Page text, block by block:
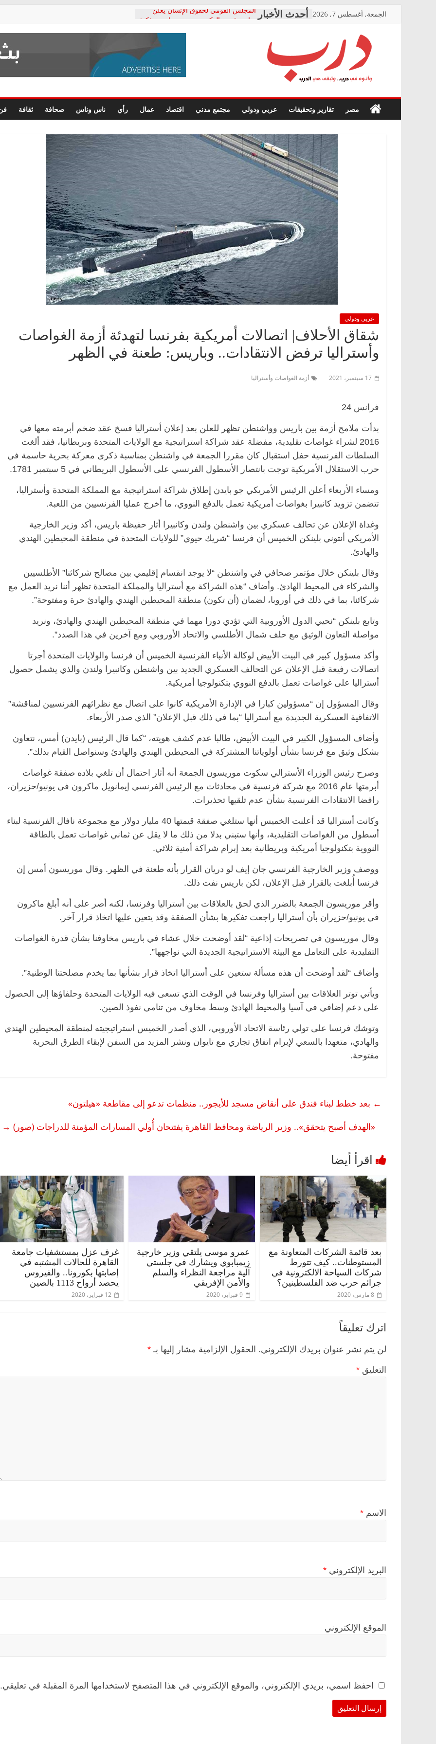
الجمعة, أغسطس 7, 2026
المجلس القومي لحقوق الإنسان يعلن
قرينة البراءة وضمانات المحاكمة العادلة
دار الخدمات ترد على رئيس هيئة التأمينات
معاناة أصحاب المعاشات.. ونطالب بكشف
أين؟
حزب التحالف الشعبي يطلق لجنة “الحق
في الصحة” بالإسكندرية لرصد الانتهاكات
صور .. اعتماد الرسومات النهائية للقرار
الوزاري لمدينة الصحفيين.. وانتهاء أعمال
إنشاء المبنى الإداري
درب
في
درب..
مصر تقارير وتحقيقات عربي ودولي مجتمع مدني اقتصاد عمال رأي ناس وناس صحافة ثقافة
عربي ودولي
شقاق الأحلاف| اتصالات أمريكية بفرنسا لتهدئة أزمة الغواصات
وأستراليا ترفض الانتقادات.. وباريس: طعنة في الظهر
17 سبتمبر، 2021 أزمة الغواصات وأستراليا
فرانس 24
بدأت ملامح أزمة بين باريس وواشنطن تظهر للعلن بعد إعلان أستراليا فسخ عقد ضخم أبرمته معها في
2016 لشراء غواصات تقليدية، مفضلة عقد شراكة استراتيجية مع الولايات المتحدة وبريطانيا، فقد ألغت
السلطات الفرنسية حفل استقبال كان مقررا الجمعة في واشنطن بمناسبة ذكرى معركة بحرية حاسمة في
حرب الاستقلال الأمريكية توجت بانتصار الأسطول الفرنسي على الأسطول البريطاني في 5 سبتمبر 1781.
ومساء الأربعاء أعلن الرئيس الأمريكي جو بايدن إطلاق شراكة استراتيجية مع المملكة المتحدة وأستراليا،
تتضمن تزويد كانبيرا بغواصات أمريكية تعمل بالدفع النووي، ما أخرج عمليا الفرنسيين من اللعبة.
وغداة الإعلان عن تحالف عسكري بين واشنطن ولندن وكانبيرا أثار حفيظة باريس، أكد وزير الخارجية
الأمريكي أنتوني بلينكن الخميس أن فرنسا “شريك حيوي” للولايات المتحدة في منطقة المحيطين الهندي
والهادئ.
وقال بلينكن خلال مؤتمر صحافي في واشنطن “لا يوجد انقسام إقليمي بين مصالح شركائنا” الأطلسيين
والشركاء في المحيط الهادئ. وأضاف “هذه الشراكة مع أستراليا والمملكة المتحدة تظهر أننا نريد العمل مع
شركائنا، بما في ذلك في أوروبا، لضمان (أن تكون) منطقة المحيطين الهندي والهادئ حرة ومفتوحة”.
وتابع بلينكن “نحيي الدول الأوروبية التي تؤدي دورا مهما في منطقة المحيطين الهندي والهادئ، ونريد
مواصلة التعاون الوثيق مع حلف شمال الأطلسي والاتحاد الأوروبي ومع آخرين في هذا الصدد”.
وأكد مسؤول كبير في البيت الأبيض لوكالة الأنباء الفرنسية الخميس أن فرنسا والولايات المتحدة أجرتا
اتصالات رفيعة قبل الإعلان عن التحالف العسكري الجديد بين واشنطن وكانبيرا ولندن والذي يشمل حصول
أستراليا على غواصات تعمل بالدفع النووي بتكنولوجيا أمريكية.
وقال المسؤول إن “مسؤولين كبارا في الإدارة الأمريكية كانوا على اتصال مع نظرائهم الفرنسيين لمناقشة”
الاتفاقية العسكرية الجديدة مع أستراليا “بما في ذلك قبل الإعلان” الذي صدر الأربعاء.
وأضاف المسؤول الكبير في البيت الأبيض، طالبا عدم كشف هويته، “كما قال الرئيس (بايدن) أمس، نتعاون
بشكل وثيق مع فرنسا بشأن أولوياتنا المشتركة في المحيطين الهندي والهادئ وسنواصل القيام بذلك”.
وصرح رئيس الوزراء الأسترالي سكوت موريسون الجمعة أنه أثار احتمال أن تلغي بلاده صفقة غواصات
أبرمتها عام 2016 مع شركة فرنسية في محادثات مع الرئيس الفرنسي إيمانويل ماكرون في يونيو/حزيران،
رافضا الانتقادات الفرنسية بشأن عدم تلقيها تحذيرات.
وكانت أستراليا قد أعلنت الخميس أنها ستلغي صفقة قيمتها 40 مليار دولار مع مجموعة نافال الفرنسية لبناء
أسطول من الغواصات التقليدية، وأنها ستبني بدلا من ذلك ما لا يقل عن ثماني غواصات تعمل بالطاقة
النووية بتكنولوجيا أمريكية وبريطانية بعد إبرام شراكة أمنية ثلاثي.
ووصف وزير الخارجية الفرنسي جان إيف لو دريان القرار بأنه طعنة في الظهر. وقال موريسون أمس إن
فرنسا أُبلغت بالقرار قبل الإعلان، لكن باريس نفت ذلك.
وأقر موريسون الجمعة بالضرر الذي لحق بالعلاقات بين أستراليا وفرنسا، لكنه أصر على أنه أبلغ ماكرون
في يونيو/حزيران بأن أستراليا راجعت تفكيرها بشأن الصفقة وقد يتعين عليها اتخاذ قرار آخر.
وقال موريسون في تصريحات إذاعية “لقد أوضحت خلال عشاء في باريس مخاوفنا بشأن قدرة الغواصات
التقليدية على التعامل مع البيئة الاستراتيجية الجديدة التي نواجهها”.
وأضاف “لقد أوضحت أن هذه مسألة ستعين على أستراليا اتخاذ قرار بشأنها بما يخدم مصلحتنا الوطنية”.
ويأتي توتر العلاقات بين أستراليا وفرنسا في الوقت الذي تسعى فيه الولايات المتحدة وحلفاؤها إلى الحصول
على دعم إضافي في آسيا والمحيط الهادئ وسط مخاوف من تنامي نفوذ الصين.
وتوشك فرنسا على تولي رئاسة الاتحاد الأوروبي، الذي أصدر الخميس استراتيجيته لمنطقة المحيطين الهندي
والهادي، متعهدا بالسعي لإبرام اتفاق تجاري مع تايوان ونشر المزيد من السفن لإبقاء الطرق البحرية
مفتوحة.
← بعد خطط لبناء فندق على أنقاض مسجد للأيجور.. منظمات تدعو إلى مقاطعة «هيلتون»
«الهدف أصبح يتحقق».. وزير الرياضة ومحافظ القاهرة يفتتحان أُولي المسارات المؤمنة للدراجات (صور) →
بعد قائمة الشركات المتعاونة مع
المستوطنات.. كيف تتورط
شركات السياحة الالكترونية في
جرائم حرب ضد الفلسطينين؟
8 مارس، 2020
عمرو موسى يلتقي وزير خارجية
زيمبابوي ويشارك في جلستي
آلية مراجعة النظراء والسلم
والأمن الإفريقي
9 فبراير، 2020
غرف عزل بمستشفيات جامعة
القاهرة للحالات المشتبه في
إصابتها بكورونا.. والفيروس
يحصد أرواح 1113 بالصين
12 فبراير، 2020
اترك تعليقاً
لن يتم نشر عنوان بريدك الإلكتروني. الحقول الإلزامية مشار إليها بـ *
التعليق *
الاسم *
البريد الإلكتروني *
الموقع الإلكتروني
احفظ اسمي، بريدي الإلكتروني، والموقع الإلكتروني في هذا المتصفح لاستخدامها المرة المقبلة في تعليقي.
الرئيسية مصر ناس وناس
مقعد شاغر على مائدة الإفطار..
(بروفايل)
21 فبراير، 2026
الرئيسية مصر ناس وناس
في ذكرى رحيله.. د. نور فرحات فقيه
للحرية (بروفايل)
26 يناير، 2026
مصر ناس وناس
د. عبدالخالق فاروق.. خبير اقتصادي